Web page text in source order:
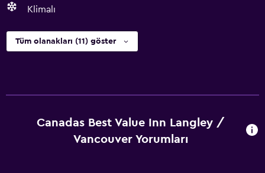
Klimalı
Tüm olanakları (11) göster
Canadas Best Value Inn Langley /
Vancouver Yorumları